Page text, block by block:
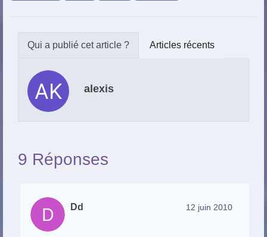
Articles récents
alexis
9 Réponses
Dd 12 juin 2010